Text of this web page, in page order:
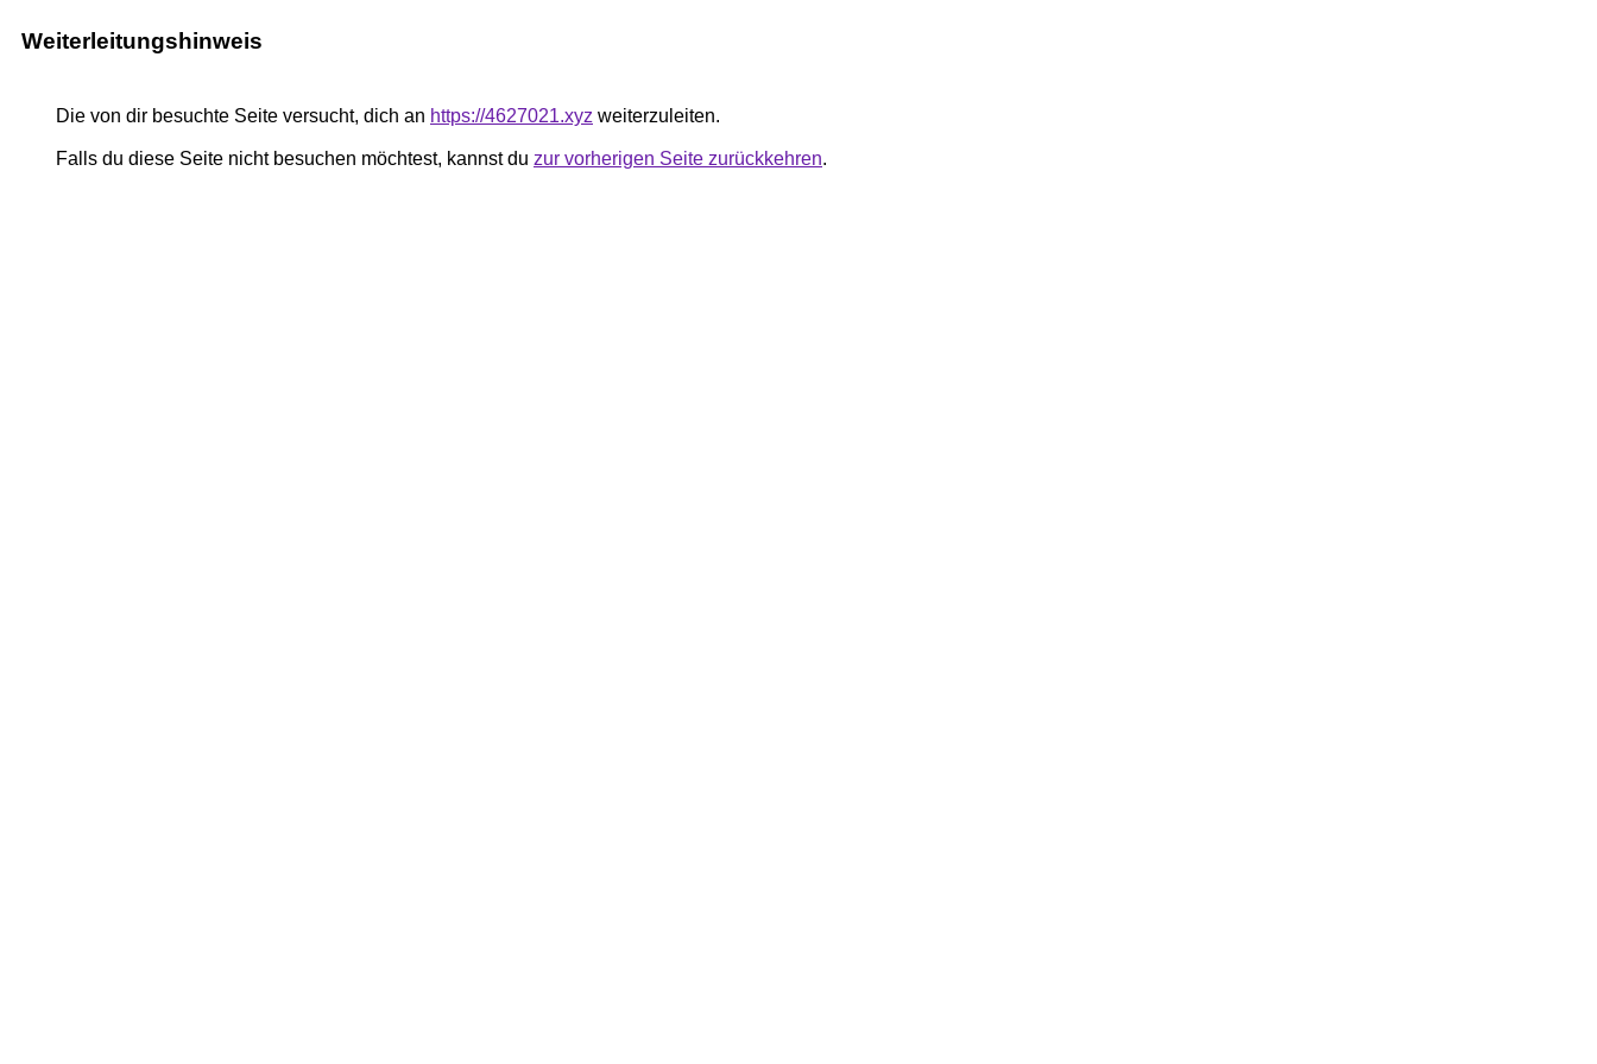
Weiterleitungshinweis
Die von dir besuchte Seite versucht, dich an https://4627021.xyz weiterzuleiten.
Falls du diese Seite nicht besuchen möchtest, kannst du zur vorherigen Seite zurückkehren.